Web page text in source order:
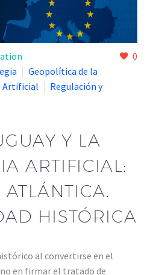
0
Geopolítica de la
Artificial
Regulación y
Y LA
ARTIFICIAL:
HISTÓRICA
al convertirse en el
en firmar el tratado de